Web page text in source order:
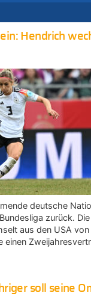
Hendrich
deutsche
zurück.
aus den USA
einen
soll seine